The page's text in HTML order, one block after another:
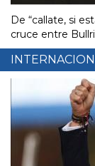
De “callate, si
cruce entre